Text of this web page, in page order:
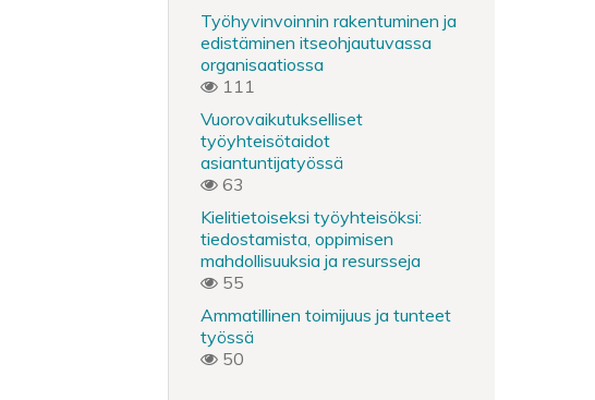
Työhyvinvoinnin rakentuminen ja
edistäminen itseohjautuvassa
organisaatiossa
111
Vuorovaikutukselliset
työyhteisötaidot
asiantuntijatyössä
63
Kielitietoiseksi työyhteisöksi:
tiedostamista, oppimisen
mahdollisuuksia ja resursseja
55
Ammatillinen toimijuus ja tunteet
työssä
50